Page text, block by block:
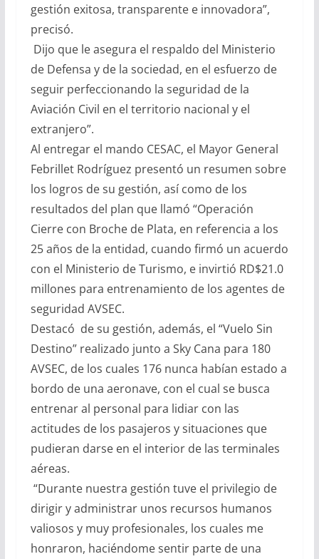
gestión exitosa, transparente e innovadora”,
precisó.
Dijo que le asegura el respaldo del Ministerio
de Defensa y de la sociedad, en el esfuerzo de
seguir perfeccionando la seguridad de la
Aviación Civil en el territorio nacional y el
extranjero”.
Al entregar el mando CESAC, el Mayor General
Febrillet Rodríguez presentó un resumen sobre
los logros de su gestión, así como de los
resultados del plan que llamó “Operación
Cierre con Broche de Plata, en referencia a los
25 años de la entidad, cuando firmó un acuerdo
con el Ministerio de Turismo, e invirtió RD$21.0
millones para entrenamiento de los agentes de
seguridad AVSEC.
Destacó de su gestión, además, el “Vuelo Sin
Destino” realizado junto a Sky Cana para 180
AVSEC, de los cuales 176 nunca habían estado a
bordo de una aeronave, con el cual se busca
entrenar al personal para lidiar con las
actitudes de los pasajeros y situaciones que
pudieran darse en el interior de las terminales
aéreas.
“Durante nuestra gestión tuve el privilegio de
dirigir y administrar unos recursos humanos
valiosos y muy profesionales, los cuales me
honraron, haciéndome sentir parte de una